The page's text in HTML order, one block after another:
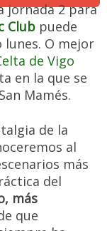
jornada 2 para
Club puede
O mejor
de Vigo
en la que se
Mamés.
de la
al
más
del
más
que